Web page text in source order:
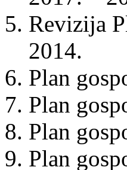
Revizija
2014.
Plan
Plan
Plan
Plan